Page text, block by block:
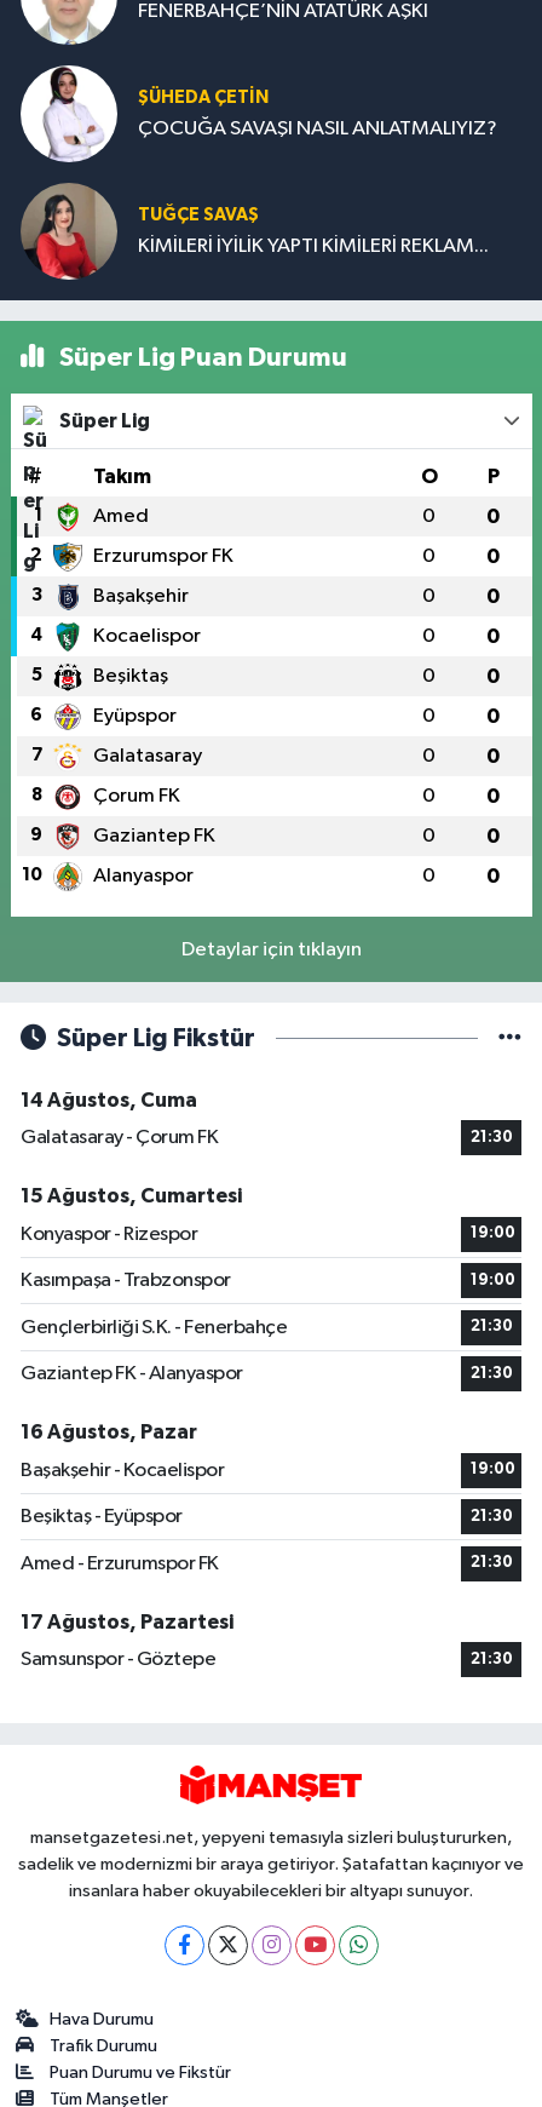
FENERBAHÇE’NİN ATATÜRK AŞKI
ŞÜHEDA ÇETİN
ÇOCUĞA SAVAŞI NASIL ANLATMALIYIZ?
TUĞÇE SAVAŞ
KİMİLERİ İYİLİK YAPTI KİMİLERİ REKLAM...
Süper Lig Puan Durumu
Süper Lig
# Takım O P
1 Amed 0 0
2 Erzurumspor FK 0 0
3 Başakşehir 0 0
4 Kocaelispor 0 0
5 Beşiktaş 0 0
6 Eyüpspor 0 0
7 Galatasaray 0 0
8 Çorum FK 0 0
9 Gaziantep FK 0 0
10 Alanyaspor 0 0
Detaylar için tıklayın
Süper Lig Fikstür
14 Ağustos, Cuma
Galatasaray - Çorum FK
21:30
15 Ağustos, Cumartesi
Konyaspor - Rizespor
19:00
Kasımpaşa - Trabzonspor 19:00
Gençlerbirliği S.K. - Fenerbahçe 21:30
Gaziantep FK - Alanyaspor 21:30
16 Ağustos, Pazar
Başakşehir - Kocaelispor
19:00
Beşiktaş - Eyüpspor 21:30
Amed - Erzurumspor FK 21:30
17 Ağustos, Pazartesi
Samsunspor - Göztepe
21:30
mansetgazetesi.net, yepyeni temasıyla sizleri buluştururken,
sadelik ve modernizmi bir araya getiriyor. Şatafattan kaçınıyor ve
insanlara haber okuyabilecekleri bir altyapı sunuyor.
Hava Durumu
Trafik Durumu
Puan Durumu ve Fikstür
Tüm Manşetler